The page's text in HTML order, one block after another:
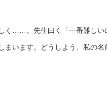
く……。先生曰く「一番難しい
まいます。どうしよう、私の